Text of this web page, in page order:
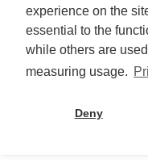
experience on the
essential to the
while others are
measuring usage.
Deny